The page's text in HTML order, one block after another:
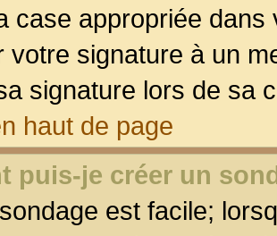
case appropriée
votre signature à un
signature lors de sa
haut de page
puis-je créer un
est facile;